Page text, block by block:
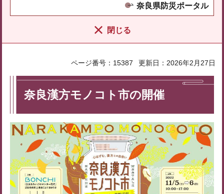
奈良県防災ポータル
閉じる
ページ番号：15387 更新日：2026年2月27日
奈良漢方モノコト市の開催